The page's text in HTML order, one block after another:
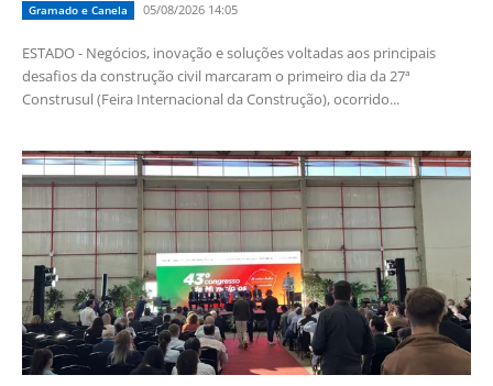
Gramado e Canela 05/08/2026 14:05
ESTADO - Negócios, inovação e soluções voltadas aos principais
desafios da construção civil marcaram o primeiro dia da 27ª
Construsul (Feira Internacional da Construção), ocorrido...